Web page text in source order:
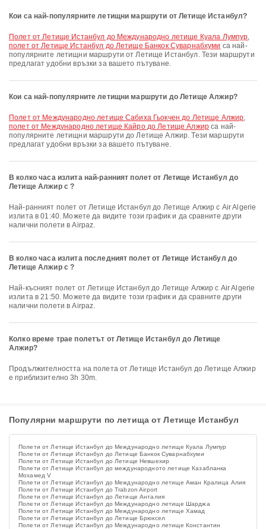
Кои са най-популярните летищни маршрути от Летище Истанбул?
полет от Летище Истанбул до Международно летище Куала Лумпур,
полет от Летище Истанбул до Летище Банкок Суварнабхуми са най-
популярните летищни маршрути от Летище Истанбул. Тези маршрути
предлагат удобни връзки за вашето пътуване.
Кои са най-популярните летищни маршрути до Летище Алжир?
полет от Международно летище Сабиха Гьокчен до Летище Алжир,
полет от Международно летище Кайро до Летище Алжир са най-
популярните летищни маршрути до Летище Алжир. Тези маршрути
предлагат удобни връзки за вашето пътуване.
В колко часа излита най-ранният полет от Летище Истанбул до
Летище Алжир с ?
Най-ранният полет от Летище Истанбул до Летище Алжир с Air Algerie
излита в 01:40. Можете да видите този график и да сравните други
налични полети в Airpaz.
В колко часа излита последният полет от Летище Истанбул до
Летище Алжир с ?
Най-късният полет от Летище Истанбул до Летище Алжир с Air Algerie
излита в 21:50. Можете да видите този график и да сравните други
налични полети в Airpaz.
Колко време трае полетът от Летище Истанбул до Летище
Алжир?
Продължителността на полета от Летище Истанбул до Летище Алжир
е приблизително 3h 30m.
Популярни маршрути по летища от Летище Истанбул
Полети от Летище Истанбул до Международно летище Куала Лумпур
Полети от Летище Истанбул до Летище Банкок Суварнабхуми
Полети от Летище Истанбул до Летище Невшехир
Полети от Летище Истанбул до международното летище Казабланка
Мохамед V
Полети от Летище Истанбул до Международно летище Аман Кралица Алия
Полети от Летище Истанбул до Trabzon Airport
Полети от Летище Истанбул до Летище Анталия
Полети от Летище Истанбул до Международно летище Шарджа
Полети от Летище Истанбул до Международно летище Хамад
Полети от Летище Истанбул до Летище Брюксел
Полети от Летище Истанбул до Международно летище Константин